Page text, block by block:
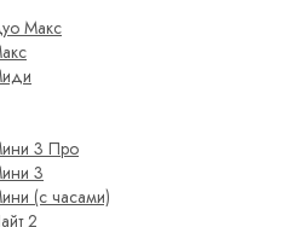
Макс
3 Про
3
(с часами)
2